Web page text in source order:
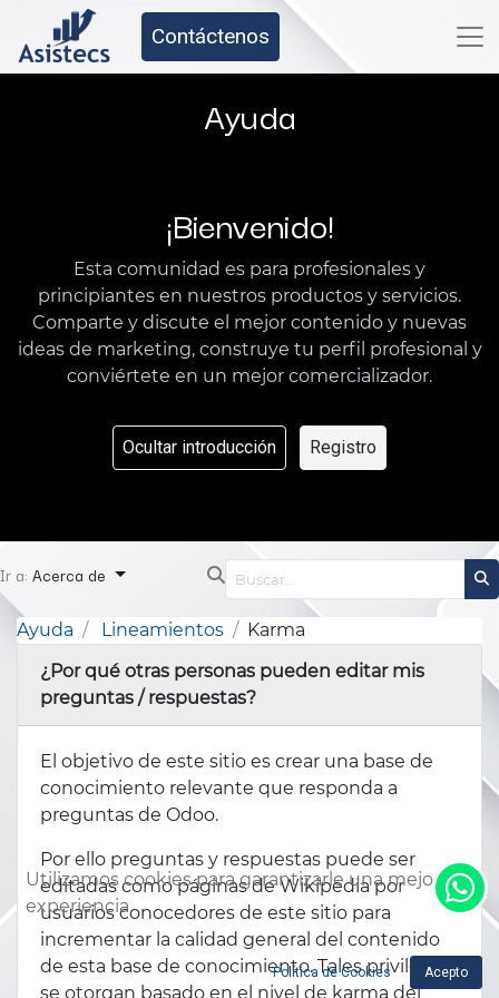
Contáctenos
Ayuda
¡Bienvenido!
Esta comunidad es para profesionales y
principiantes en nuestros productos y servicios.
Comparte y discute el mejor contenido y nuevas
ideas de marketing, construye tu perfil profesional y
conviértete en un mejor comercializador.
Ocultar introducción Registro
Ir a: Acerca de
Ayuda Lineamientos
Karma
¿Por qué otras personas pueden editar mis
preguntas / respuestas?
El objetivo de este sitio es crear una base de
conocimiento relevante que responda a
preguntas de Odoo.
Por ello preguntas y respuestas puede ser
editadas como páginas de Wikipedia por
usuarios conocedores de este sitio para
incrementar la calidad general del contenido
de esta base de conocimiento. Tales privilegios
se otorgan basado en el nivel de karma del
Utilizamos cookies para garantizarle una mejor
experiencia.
Política de Cookies Acepto